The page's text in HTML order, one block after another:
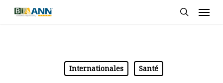
Skip
Internationales Santé